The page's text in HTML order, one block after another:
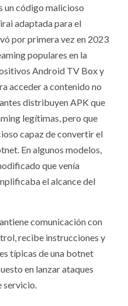
un código malicioso
adaptada para el
por primera vez en 2023
populares en la
Android TV Box y
acceder a contenido no
distribuyen APK que
legítimas, pero que
capaz de convertir el
En algunos modelos,
que venía
el alcance del
comunicación con
recibe instrucciones y
típicas de una botnet
en lanzar ataques
servicio.